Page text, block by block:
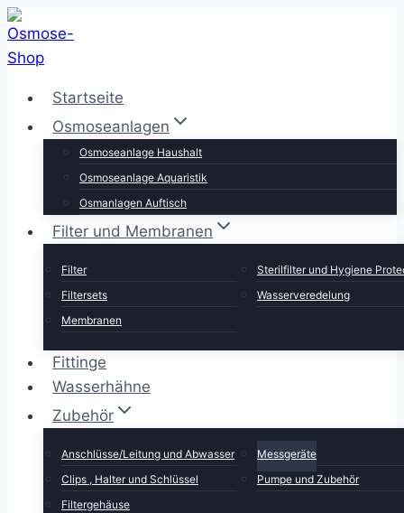
Zum
Inhalt
springen
Startseite
Osmoseanlagen
Osmoseanlage Haushalt
Osmoseanlage Aquaristik
Osmanlagen Auftisch
Filter und Membranen
Filter
Filtersets
Membranen
Sterilfilter und Hygiene
Wasserveredelung
Fittinge
Wasserhähne
Zubehör
Anschlüsse/Leitung und Abwasser
Clips , Halter und Schlüssel
Filtergehäuse
Messgeräte
Pumpe und Zubehör